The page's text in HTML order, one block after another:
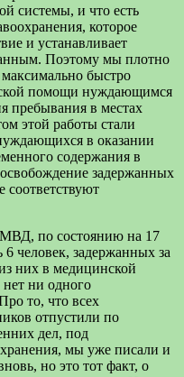
системы, и что есть
которое
и устанавливает
Поэтому мы плотно
быстро
помощи нуждающимся
пребывания в местах
этой работы стали
в оказании
содержания в
задержанных
соответствуют
по состоянию на 17
6 человек, задержанных за
них в медицинской
ни одного
то, что всех
отпустили по
дел, под
мы уже писали и
но это тот факт, о